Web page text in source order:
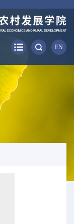
EN